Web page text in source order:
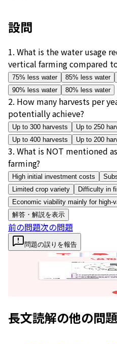
設問
1. What is the water usage
vertical farming compared
75% less water 85% less water
90% less water
80% less water
2. How many harvests per
potentially achieve?
Up to 300 harvests Up to 250
Up to 400 harvests
Up to 200
3. What is NOT mentioned
farming?
High initial investment costs
Limited crop variety
Difficulty in
Economic viability mainly for high-
解答・解説を表示
前の問題次の問題
問題の誤りを報告
長文読解の他の問題